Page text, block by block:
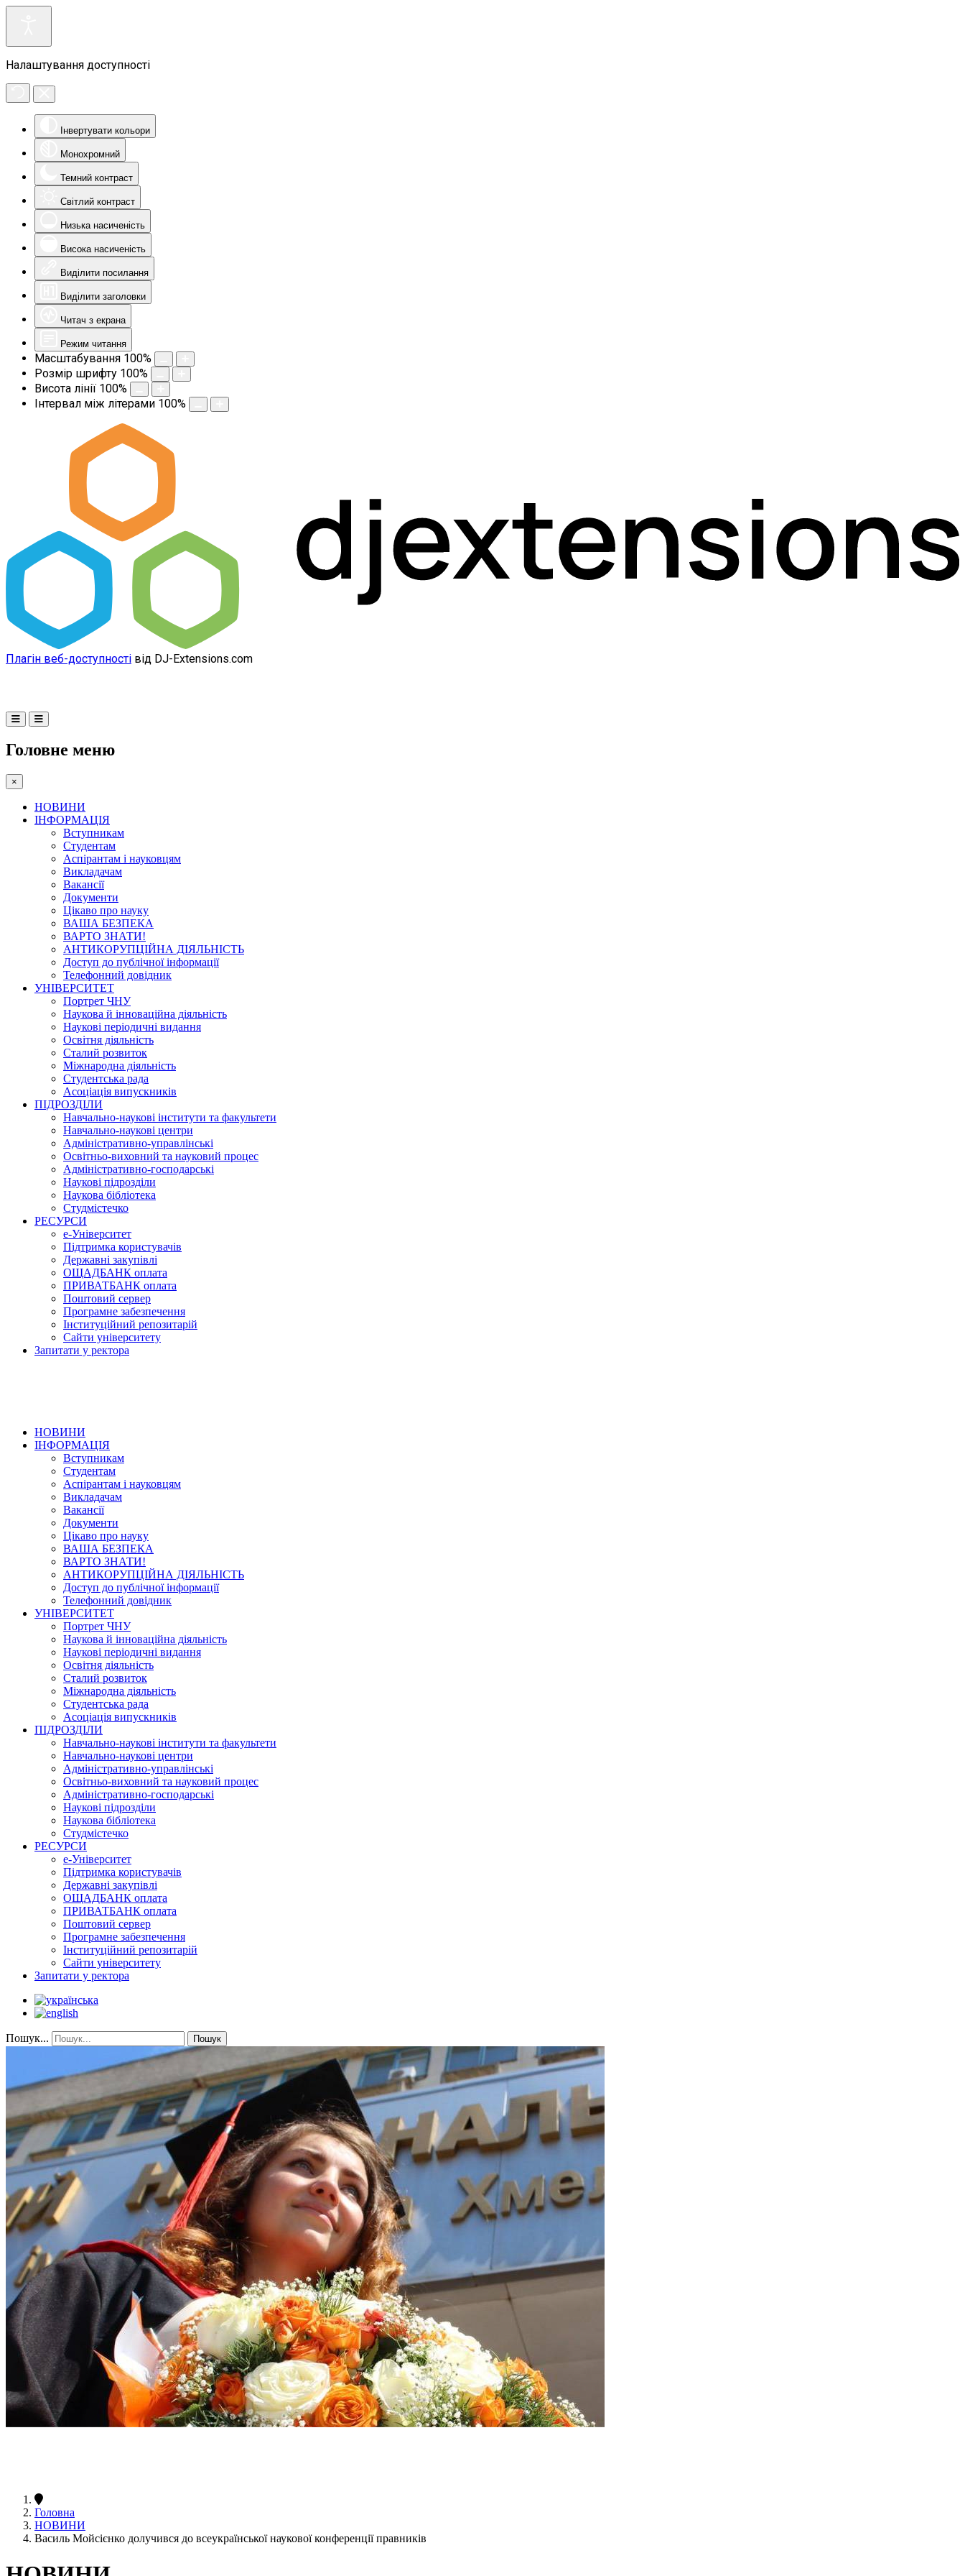
Налаштування доступності
Інвертувати кольори
Монохромний
Темний контраст
Світлий контраст
Низька насиченість
Висока насиченість
Виділити посилання
Виділити заголовки
Читач з екрана
Режим читання
Масштабування 100%
Розмір шрифту 100%
Висота лінії 100%
Інтервал між літерами 100%
Плагін веб-доступності від DJ-Extensions.com
Головне меню
×
НОВИНИ
ІНФОРМАЦІЯ
Вступникам
Студентам
Аспірантам і науковцям
Викладачам
Вакансії
Документи
Цікаво про науку
ВАША БЕЗПЕКА
ВАРТО ЗНАТИ!
АНТИКОРУПЦІЙНА ДІЯЛЬНІСТЬ
Доступ до публічної інформації
Телефонний довідник
УНІВЕРСИТЕТ
Портрет ЧНУ
Наукова й інноваційна діяльність
Наукові періодичні видання
Освітня діяльність
Сталий розвиток
Міжнародна діяльність
Студентська рада
Асоціація випускників
ПІДРОЗДІЛИ
Навчально-наукові інститути та факультети
Навчально-наукові центри
Адміністративно-управлінські
Освітньо-виховний та науковий процес
Адміністративно-господарські
Наукові підрозділи
Наукова бібліотека
Студмістечко
РЕСУРСИ
е-Університет
Підтримка користувачів
Державні закупівлі
ОЩАДБАНК оплата
ПРИВАТБАНК оплата
Поштовий сервер
Програмне забезпечення
Інституційний репозитарій
Сайти університету
Запитати у ректора
НОВИНИ
ІНФОРМАЦІЯ
Вступникам
Студентам
Аспірантам і науковцям
Викладачам
Вакансії
Документи
Цікаво про науку
ВАША БЕЗПЕКА
ВАРТО ЗНАТИ!
АНТИКОРУПЦІЙНА ДІЯЛЬНІСТЬ
Доступ до публічної інформації
Телефонний довідник
УНІВЕРСИТЕТ
Портрет ЧНУ
Наукова й інноваційна діяльність
Наукові періодичні видання
Освітня діяльність
Сталий розвиток
Міжнародна діяльність
Студентська рада
Асоціація випускників
ПІДРОЗДІЛИ
Навчально-наукові інститути та факультети
Навчально-наукові центри
Адміністративно-управлінські
Освітньо-виховний та науковий процес
Адміністративно-господарські
Наукові підрозділи
Наукова бібліотека
Студмістечко
РЕСУРСИ
е-Університет
Підтримка користувачів
Державні закупівлі
ОЩАДБАНК оплата
ПРИВАТБАНК оплата
Поштовий сервер
Програмне забезпечення
Інституційний репозитарій
Сайти університету
Запитати у ректора
Пошук... Пошук
Головна
НОВИНИ
Василь Мойсієнко долучився до всеукраїнської наукової конференції правників